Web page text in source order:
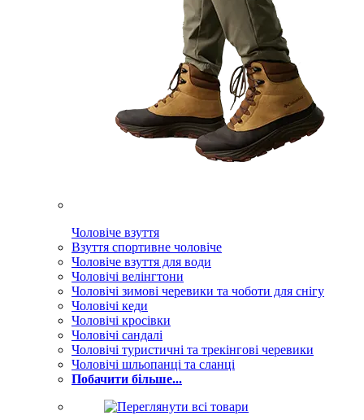
Чоловіче взуття
Взуття спортивне чоловіче
Чоловіче взуття для води
Чоловічі велінгтони
Чоловічі зимові черевики та чоботи для снігу
Чоловічі кеди
Чоловічі кросівки
Чоловічі сандалі
Чоловічі туристичні та трекінгові черевики
Чоловічі шльопанці та сланці
Побачити більше...